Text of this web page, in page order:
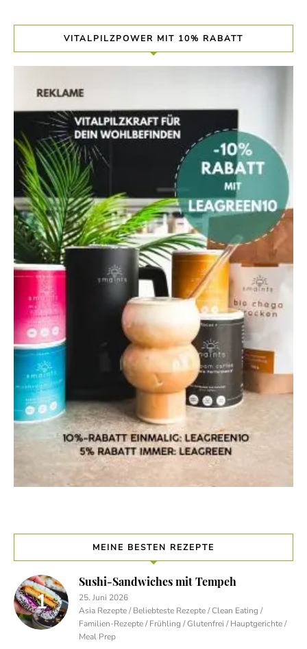
VITALPILZPOWER MIT 10% RABATT
MEINE BESTEN REZEPTE
Sushi-Sandwiches mit Tempeh
25. Juni 2026
Asia Rezepte / Beliebteste Rezepte / Clean Eating /
Familien-Rezepte / Frühling / Glutenfrei / Hauptgerichte /
Meal Prep